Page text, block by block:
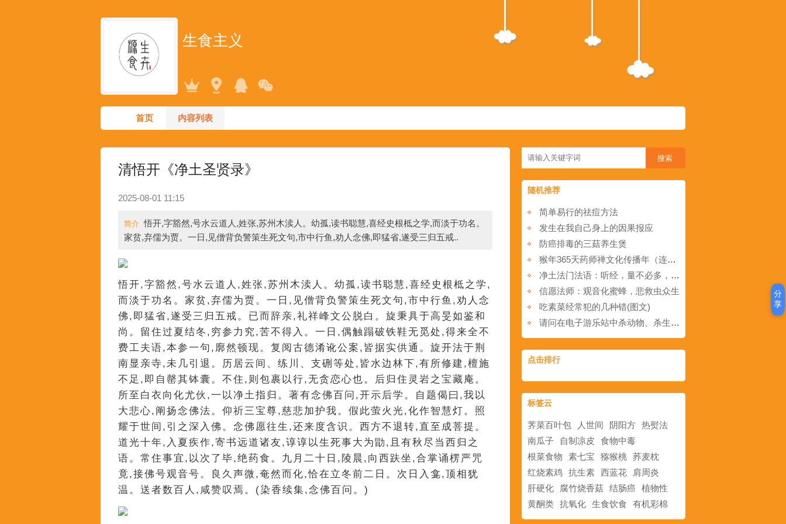
生食主义
首页 内容列表
清悟开《净土圣贤录》
2025-08-01 11:15
简介 悟开,字豁然,号水云道人,姓张,苏州木渎人。幼孤,读书聪慧,喜经史根柢之学,而淡于功名。
家贫,弃儒为贾。一日,见僧背负警策生死文句,市中行鱼,劝人念佛,即猛省,遂受三归五戒..
悟开,字豁然,号水云道人,姓张,苏州木渎人。幼孤,读书聪慧,喜经史根柢之学,
而淡于功名。家贫,弃儒为贾。一日,见僧背负警策生死文句,市中行鱼,劝人念
佛,即猛省,遂受三归五戒。已而辞亲,礼祥峰文公脱白。旋秉具于高旻如鉴和
尚。留住过夏结冬,穷参力究,苦不得入。一日,偶触蹋破铁鞋无觅处,得来全不
费工夫语,本参一句,廓然顿现。复阅古德淆讹公案,皆据实供通。旋开法于荆
南显亲寺,未几引退。历居云间、练川、支硎等处,皆水边林下,有所修建,檀施
不足,即自罄其钵囊。不住,则包裹以行,无贪恋心也。后归住灵岩之宝藏庵。
所至白衣向化尤伙,一以净土指归。著有念佛百问,开示后学。自题偈曰,我以
大悲心,阐扬念佛法。仰祈三宝尊,慈悲加护我。假此萤火光,化作智慧灯。照
耀于世间,引之深入佛。念佛愿往生,还来度含识。西方不退转,直至成菩提。
道光十年,入夏疾作,寄书远道诸友,谆谆以生死事大为勖,且有秋尽当西归之
语。常住事宜,以次了毕,绝药食。九月二十日,陵晨,向西趺坐,合掌诵楞严咒
竟,接佛号观音号。良久声微,奄然而化,恰在立冬前二日。次日入龛,顶相犹
温。送者数百人,咸赞叹焉。(染香续集,念佛百问。)
随机推荐
简单易行的祛痘方法
发生在我自己身上的因果报应
防癌排毒的三菇养生煲
猴年365天药师禅文化传播年（连载134）“法施”分享
净土法门法语：听经，量不必多，要重复
信愿法师：观音化蜜蜂，悲救虫众生
吃素菜经常犯的几种错(图文)
请问在电子游乐站中杀动物、杀生，是不是犯戒？
点击排行
标签云
荠菜百叶包 人世间 阴阳方 热熨法
南瓜子
自制凉皮
食物中毒
根菜食物
素七宝 猕猴桃 荞麦枕
红烧素鸡 抗生素 西蓝花
肩周炎
肝硬化
腐竹烧香菇 结肠癌 植物性
黄酮类 抗氧化 生食饮食 有机彩棉
分
享